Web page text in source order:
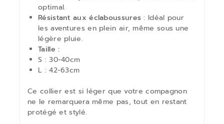
optimal.
Résistant aux éclaboussures : Idéal pour
les aventures en plein air, même sous une
légère pluie.
Taille :
S : 30-40cm
L : 42-63cm
Ce collier est si léger que votre compagnon
ne le remarquera même pas, tout en restant
protégé et stylé.